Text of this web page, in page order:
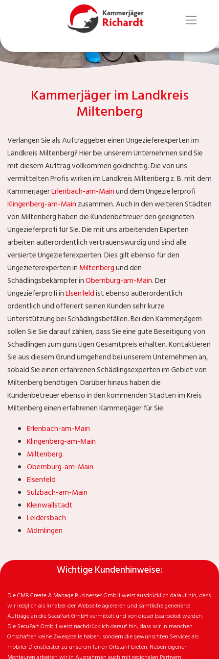
Kammerjäger im Landkreis
Miltenberg
Verlangen Sie als Auftraggeber einen Ungezieferexperten im
Landkreis Miltenberg? Hier bei unserem Unternehmen sind Sie
mit diesem Auftrag vollkommen goldrichtig. Die von uns
vermittelten Profis wirken im Landkreis Miltenberg z. B. mit dem
KammerjägerErlenbach-am-Mainund dem Ungezieferprofi
Klingenberg-am-Main zusammen. Auch in den weiteren Städten
von Miltenberg haben die Kundenbetreuer den geeigneten
Ungezieferprofi für Sie. Die mit uns arbeitenden Experten
arbeiten außerordentlich vertrauenswürdig und sind alle
versierte Ungezieferexperten. Dies gilt ebenso für den
Ungezieferexperten in Miltenbergund den
Schädlingsbekämpfer inObernburg-am-Main. Der
Ungezieferprofi inElsenfeldist ebenso außerordentlich
ordentlich und offeriert seinen Kunden sehr kurze
Unterstützung bei Schädlingsbefällen. Bei den Kammerjägern
sollen Sie Sie darauf zählen, dass Sie eine gute Beseitigung von
Schädlingen zum günstigen Gesamtpreis erhalten. Kontaktieren
Sie aus diesem Grund umgehend bei unserem Unternehmen an,
sobald Sie einen erfahrenen Schädlingsexperten im Gebiet von
Miltenberg benötigen. Darüber hinaus haben die
Kundenbetreuer ebenso in den kommenden Städten im Kreis
Miltenberg einen erfahrenen Kammerjäger für Sie.
Erlenbach-am-Main
Klingenberg-am-Main
Miltenberg
Obernburg-am-Main
Elsenfeld
Sulzbach-am-Main
Kleinwallstadt
Leidersbach
Mömlingen
Wichtige Kundenhinweise:
Die CMB Create & Manage Businesses GmbH weist ausdrücklich darauf hin, dass
wir ledglich als Inhaber der Webseite agiereren und sämtliche generierte
Aufträge an die SecuPart GmbH vermittelt und von dieser bearbeitet werden.
Die SecuPart GmbH weist nachdrücklich darauf hin, dass wir in manchen
Ortschaften keine Zweigstelle haben, sondern die gewünschten Services als
mobiler Dienstleister zu unserem fairen Ortstarif bieten. Neben eigenen
Monteuren arbeiten wir in Ausnahmen auch mit regionalen Partnern